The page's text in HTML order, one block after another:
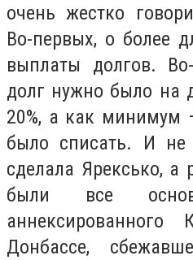
очень жестко
Во-первых, о более
выплаты долгов.
долг нужно было на
20%, а как минимум
было списать. И не
сделала Ярексько, а
были все
Донбассе,